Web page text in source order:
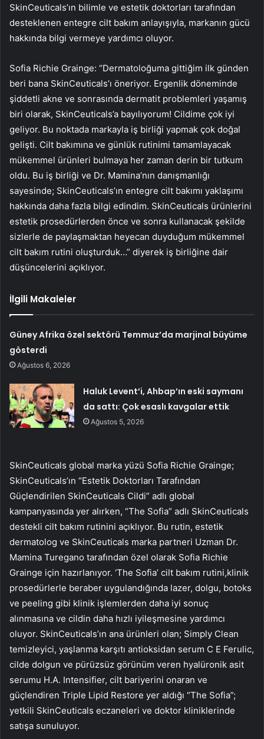
SkinCeuticals’ın bilimle ve estetik doktorları tarafından
desteklenen entegre cilt bakım anlayışıyla, markanın gücü
hakkında bilgi vermeye yardımcı oluyor.
Sofia Richie Grainge: “Dermatoloğuma gittiğim ilk günden
beri bana SkinCeuticals’ı öneriyor. Ergenlik döneminde
şiddetli akne ve sonrasında dermatit problemleri yaşamış
biri olarak, SkinCeuticals’a bayılıyorum! Cildime çok iyi
geliyor. Bu noktada markayla iş birliği yapmak çok doğal
gelişti. Cilt bakımına ve günlük rutinimi tamamlayacak
mükemmel ürünleri bulmaya her zaman derin bir tutkum
oldu. Bu iş birliği ve Dr. Mamina’nın danışmanlığı
sayesinde; SkinCeuticals’ın entegre cilt bakımı yaklaşımı
hakkında daha fazla bilgi edindim. SkinCeuticals ürünlerini
estetik prosedürlerden önce ve sonra kullanacak şekilde
sizlerle de paylaşmaktan heyecan duyduğum mükemmel
cilt bakım rutini oluşturduk…” diyerek iş birliğine dair
düşüncelerini açıklıyor.
İlgili Makaleler
Güney Afrika özel sektörü Temmuz’da marjinal büyüme
gösterdi
Ağustos 6, 2026
Haluk Levent’i, Ahbap’ın eski saymanı
da sattı: Çok esaslı kavgalar ettik
Ağustos 5, 2026
SkinCeuticals global marka yüzü Sofia Richie Grainge;
SkinCeuticals’ın “Estetik Doktorları Tarafından
Güçlendirilen SkinCeuticals Cildi” adlı global
kampanyasında yer alırken, “The Sofia” adlı SkinCeuticals
destekli cilt bakım rutinini açıklıyor. Bu rutin, estetik
dermatolog ve SkinCeuticals marka partneri Uzman Dr.
Mamina Turegano tarafından özel olarak Sofia Richie
Grainge için hazırlanıyor. ‘The Sofia’ cilt bakım rutini,klinik
prosedürlerle beraber uygulandığında lazer, dolgu, botoks
ve peeling gibi klinik işlemlerden daha iyi sonuç
alınmasına ve cildin daha hızlı iyileşmesine yardımcı
oluyor. SkinCeuticals’ın ana ürünleri olan; Simply Clean
temizleyici, yaşlanma karşıtı antioksidan serum C E Ferulic,
cilde dolgun ve pürüzsüz görünüm veren hyalüronik asit
serumu H.A. Intensifier, cilt bariyerini onaran ve
güçlendiren Triple Lipid Restore yer aldığı “The Sofia”;
yetkili SkinCeuticals eczaneleri ve doktor kliniklerinde
satışa sunuluyor.